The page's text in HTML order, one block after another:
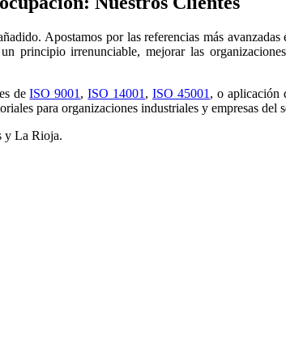
Apostamos por las referencias más
principio irrenunciable, mejorar las
deISO 9001 ,ISO 14001 ,ISO 45001 , o aplicación
para organizaciones industriales y empresas del
y La Rioja.